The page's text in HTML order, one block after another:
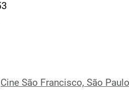
Cine São Francisco, São Paulo